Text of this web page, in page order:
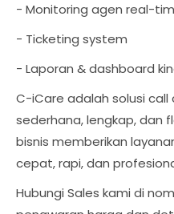
- Monitoring agen real-
- Ticketing system
- Laporan & dashboard
C-iCare adalah solusi
sederhana, lengkap, dan
bisnis memberikan
cepat, rapi, dan
Hubungi Sales kami di